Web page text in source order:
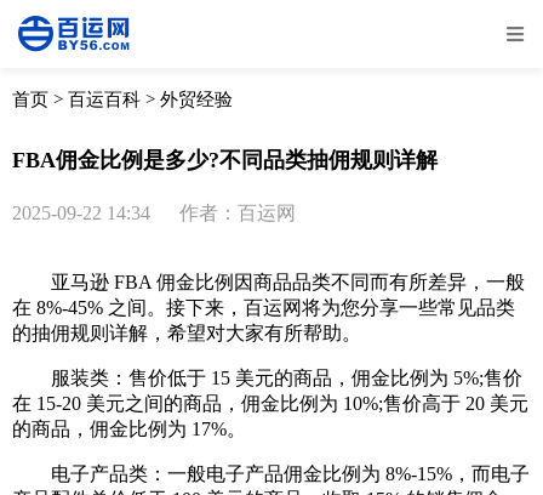
全部 物流资讯
取消
首页 > 百运百科 > 外贸经验
FBA佣金比例是多少?不同品类抽佣规则详解
2025-09-22 14:34 作者：百运网
亚马逊 FBA 佣金比例因商品品类不同而有所差异，一般
在 8%-45% 之间。接下来，百运网将为您分享一些常见品类
的抽佣规则详解，希望对大家有所帮助。
服装类：售价低于 15 美元的商品，佣金比例为 5%;售价
在 15-20 美元之间的商品，佣金比例为 10%;售价高于 20 美元
的商品，佣金比例为 17%。
电子产品类：一般电子产品佣金比例为 8%-15%，而电子